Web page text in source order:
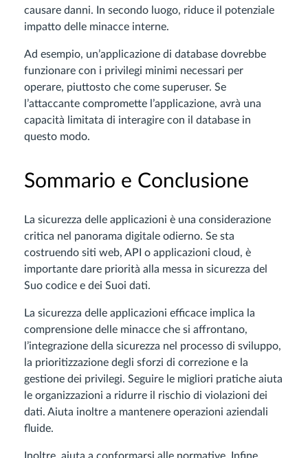
causare danni. In secondo luogo, riduce il potenziale
impatto delle minacce interne.
Ad esempio, un’applicazione di database dovrebbe
funzionare con i privilegi minimi necessari per
operare, piuttosto che come superuser. Se
l’attaccante compromette l’applicazione, avrà una
capacità limitata di interagire con il database in
questo modo.
Sommario e Conclusione
La sicurezza delle applicazioni è una considerazione
critica nel panorama digitale odierno. Se sta
costruendo siti web, API o applicazioni cloud, è
importante dare priorità alla messa in sicurezza del
Suo codice e dei Suoi dati.
La sicurezza delle applicazioni efficace implica la
comprensione delle minacce che si affrontano,
l’integrazione della sicurezza nel processo di sviluppo,
la prioritizzazione degli sforzi di correzione e la
gestione dei privilegi. Seguire le migliori pratiche aiuta
le organizzazioni a ridurre il rischio di violazioni dei
dati. Aiuta inoltre a mantenere operazioni aziendali
fluide.
Inoltre, aiuta a conformarsi alle normative. Infine,